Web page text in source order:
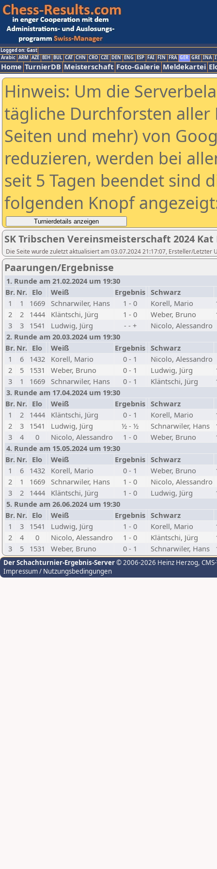
Logged on: Gast
Arabic ARM AZE BIH BUL CAT CHN CRO CZE DEN ENG ESP FAI FIN FRA GER GRE INA
Home TurnierDB Meisterschaft Foto-Galerie Meldekartei
Hinweis: Um die
tägliche Durchforsten aller
Seiten und mehr) von
reduzieren, werden bei
seit 5 Tagen beendet sind
folgenden Knopf
SK Tribschen Vereinsmeisterschaft 2024 Kat
Die Seite wurde zuletzt aktualisiert am 03.07.2024 21:17:07, Ersteller/Letzter
Paarungen/Ergebnisse
1. Runde am 21.02.2024 um 19:30
Br. Nr. Elo Weiß Ergebnis Schwarz
1
1 1669 Schnarwiler, Hans 1 - 0 Korell, Mario
2
2 1444 Kläntschi, Jürg 1 - 0 Weber, Bruno
3
3 1541 Ludwig, Jürg - - +
Nicolo, Alessandro
2. Runde am 20.03.2024 um 19:30
Br. Nr. Elo Weiß Ergebnis Schwarz
1
6 1432 Korell, Mario 0 - 1
Nicolo, Alessandro
2
5 1531 Weber, Bruno 0 - 1 Ludwig, Jürg
3
1 1669 Schnarwiler, Hans 0 - 1 Kläntschi, Jürg
3. Runde am 17.04.2024 um 19:30
Br. Nr. Elo Weiß Ergebnis Schwarz
1
2 1444 Kläntschi, Jürg 0 - 1 Korell, Mario
2
3 1541 Ludwig, Jürg ½ - ½ Schnarwiler, Hans
3
4 0 Nicolo, Alessandro 1 - 0 Weber, Bruno
4. Runde am 15.05.2024 um 19:30
Br. Nr. Elo Weiß Ergebnis Schwarz
1
6 1432 Korell, Mario 0 - 1 Weber, Bruno
2
1 1669 Schnarwiler, Hans 1 - 0
Nicolo, Alessandro
3
2 1444 Kläntschi, Jürg 1 - 0 Ludwig, Jürg
5. Runde am 26.06.2024 um 19:30
Br. Nr. Elo Weiß Ergebnis Schwarz
1
3 1541 Ludwig, Jürg 1 - 0 Korell, Mario
2
4 0 Nicolo, Alessandro 1 - 0 Kläntschi, Jürg
3
5 1531 Weber, Bruno 0 - 1 Schnarwiler, Hans
Der Schachturnier-Ergebnis-Server© 2006-2026 Heinz Herzog,
Impressum / Nutzungsbedingungen